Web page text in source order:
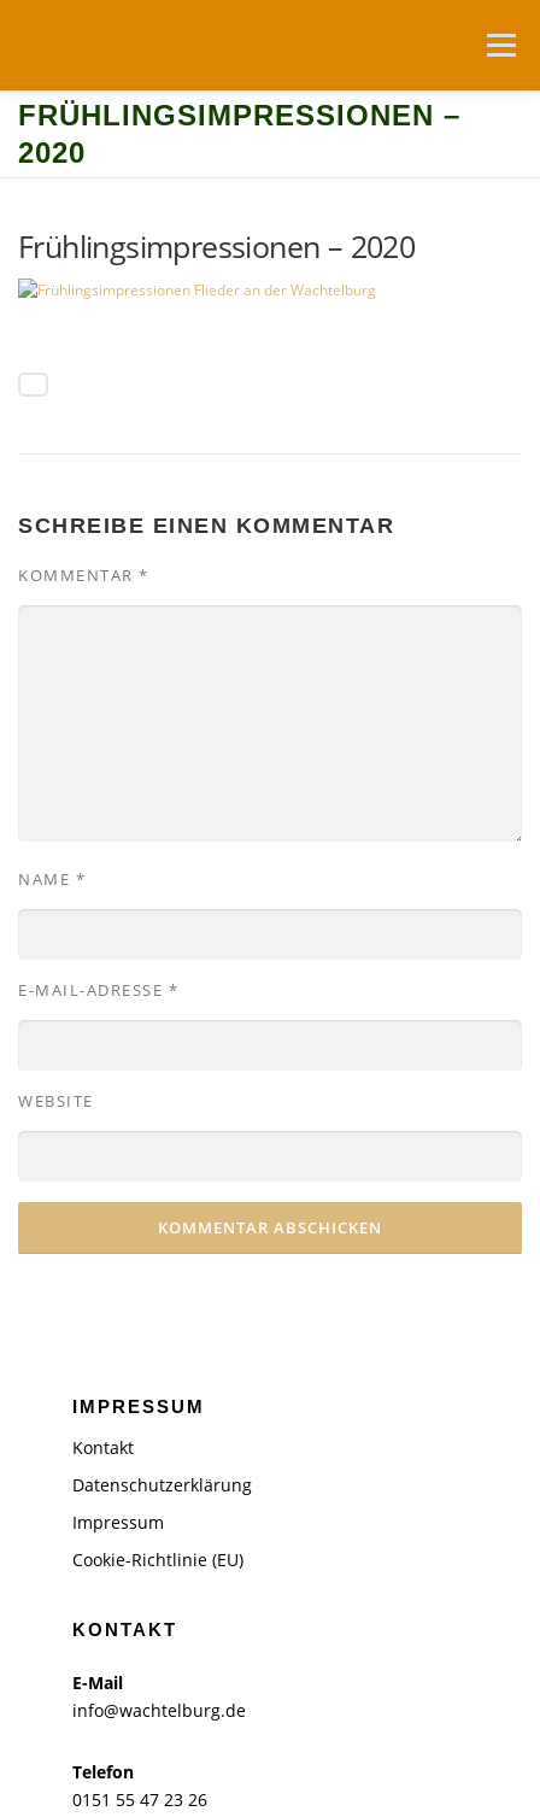
Menü
FRÜHLINGSIMPRESSIONEN –
2020
Frühlingsimpressionen – 2020
SCHREIBE EINEN KOMMENTAR
KOMMENTAR *
NAME *
E-MAIL-ADRESSE *
WEBSITE
IMPRESSUM
Kontakt
Datenschutzerklärung
Impressum
Cookie-Richtlinie (EU)
KONTAKT
E-Mail
info@wachtelburg.de
Telefon
0151 55 47 23 26